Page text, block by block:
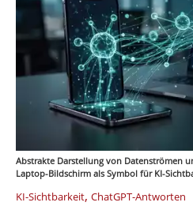
Abstrakte Darstellung von Datenströmen
Laptop-Bildschirm als Symbol für KI-
KI-Sichtbarkeit, ChatGPT-Antworten